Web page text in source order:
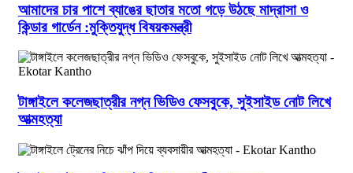
আমাদের চার পাশে ব্যাঙের ছাতার মতো গড়ে উঠছে মাদ্রাসা ও
কিন্ডার গার্ডেন :মুক্তিযুদ্ধ বিষয়কমন্ত্রী
টাঙ্গাইলে কলেজছাত্রীর নগ্ন ভিডিও ফেসবুকে, সুইসাইড নোট লিখে
আত্মহত্যা